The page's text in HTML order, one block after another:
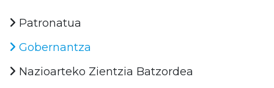
Patronatua
Gobernantza
Nazioarteko Zientzia Batzordea